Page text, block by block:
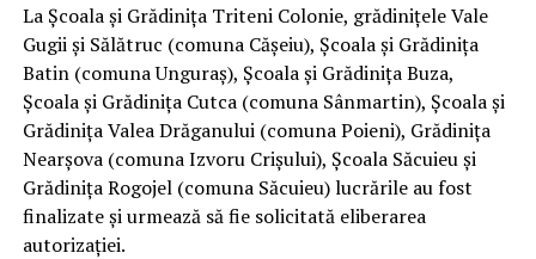
La Școala și Grădinița Triteni Colonie, grădinițele Vale
Gugii și Sălătruc (comuna Cășeiu), Școala și Grădinița
Batin (comuna Unguraș), Școala și Grădinița Buza,
Școala și Grădinița Cutca (comuna Sânmartin), Școala și
Grădinița Valea Drăganului (comuna Poieni), Grădinița
Nearșova (comuna Izvoru Crișului), Școala Săcuieu și
Grădinița Rogojel (comuna Săcuieu) lucrările au fost
finalizate și urmează să fie solicitată eliberarea
autorizației.